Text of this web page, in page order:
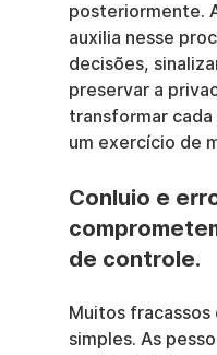
posteriormente.
auxilia nesse
decisões,
preservar a
transformar
um exercício de
Conluio e
de controle.
Muitos
simples. As